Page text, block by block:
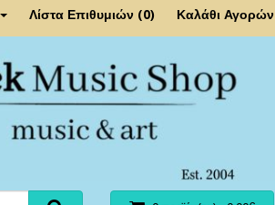
Λίστα Επιθυμιών (0) Καλάθι Αγορών